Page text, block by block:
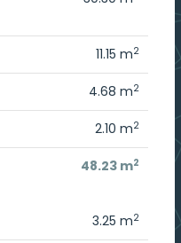
11.15 m2
4.68 m2
2.10 m2
48.23 m2
3.25 m2